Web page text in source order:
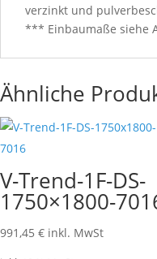
verzinkt und
*** Einbaumaße siehe
Ähnliche
V-Trend-1F-DS-
1750×1800-
991,45 € inkl. MwSt